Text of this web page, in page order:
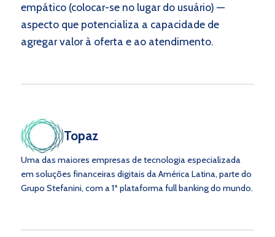
empático (colocar-se no lugar do usuário) —
aspecto que potencializa a capacidade de
agregar valor à oferta e ao atendimento.
Topaz
Uma das maiores empresas de tecnologia especializada
em soluções financeiras digitais da América Latina, parte do
Grupo Stefanini, com a 1ª plataforma full banking do mundo.